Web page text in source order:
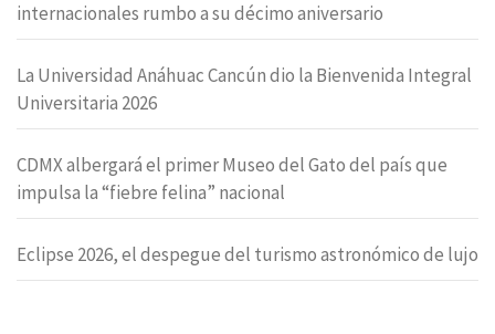
internacionales rumbo a su décimo aniversario
La Universidad Anáhuac Cancún dio la Bienvenida Integral
Universitaria 2026
CDMX albergará el primer Museo del Gato del país que
impulsa la “fiebre felina” nacional
Eclipse 2026, el despegue del turismo astronómico de lujo